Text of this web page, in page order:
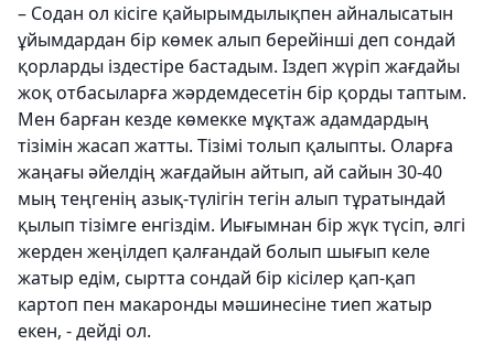
– Содан ол кісіге қайырымдылықпен айналысатын
ұйымдардан бір көмек алып берейінші деп сондай
қорларды іздестіре бастадым. Іздеп жүріп жағдайы
жоқ отбасыларға жәрдемдесетін бір қорды таптым.
Мен барған кезде көмекке мұқтаж адамдардың
тізімін жасап жатты. Тізімі толып қалыпты. Оларға
жаңағы әйелдің жағдайын айтып, ай сайын 30-40
мың теңгенің азық-түлігін тегін алып тұратындай
қылып тізімге енгіздім. Иығымнан бір жүк түсіп, әлгі
жерден жеңілдеп қалғандай болып шығып келе
жатыр едім, сыртта сондай бір кісілер қап-қап
картоп пен макаронды мәшинесіне тиеп жатыр
екен, - дейді ол.